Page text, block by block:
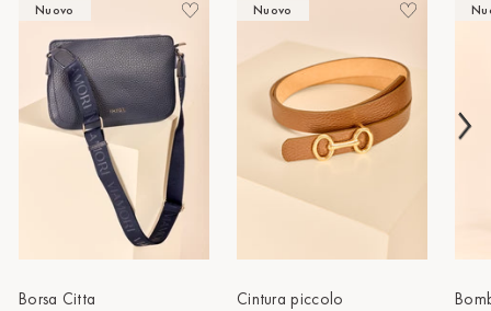
Timmendorf
Tulln
Tuttlingen
Wien Hietzing (13.Bez.)
Zwettl
Nuovo
Borsa Citta
Nuovo
Cintura piccolo